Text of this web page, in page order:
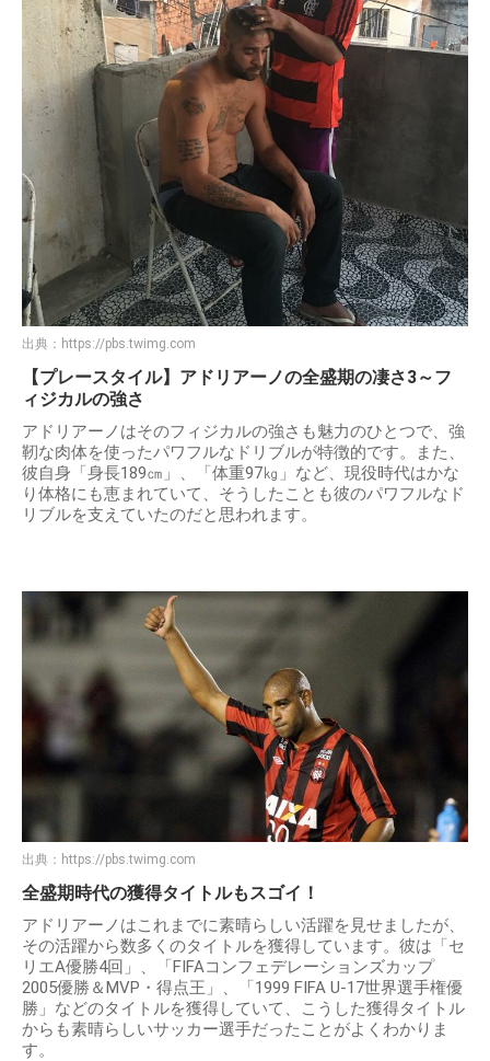
出典： https://pbs.twimg.com
【プレースタイル】アドリアーノの全盛期の凄さ3～フ
ィジカルの強さ
アドリアーノはそのフィジカルの強さも魅力のひとつで、強
靭な肉体を使ったパワフルなドリブルが特徴的です。また、
彼自身「身長189㎝」、「体重97㎏」など、現役時代はかな
り体格にも恵まれていて、そうしたことも彼のパワフルなド
リブルを支えていたのだと思われます。
出典： https://pbs.twimg.com
全盛期時代の獲得タイトルもスゴイ！
アドリアーノはこれまでに素晴らしい活躍を見せましたが、
その活躍から数多くのタイトルを獲得しています。彼は「セ
リエA優勝4回」、「FIFAコンフェデレーションズカップ
2005優勝＆MVP・得点王」、「1999 FIFA U-17世界選手権優
勝」などのタイトルを獲得していて、こうした獲得タイトル
からも素晴らしいサッカー選手だったことがよくわかりま
す。